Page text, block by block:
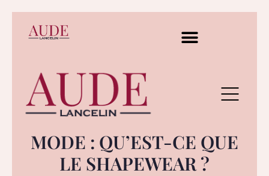
MODE : QU’EST-CE QUE
LE SHAPEWEAR ?